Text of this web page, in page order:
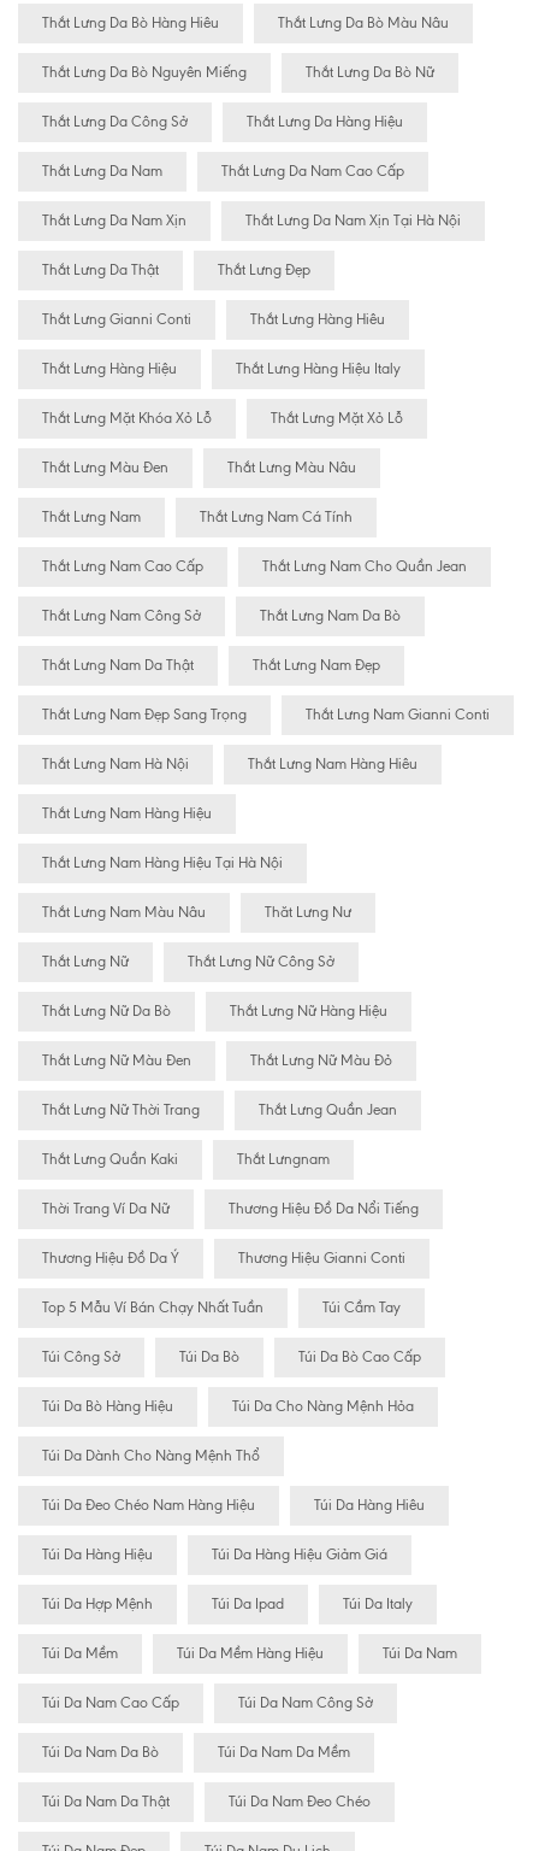
Thắt Lưng Da Bò Hàng Hiêu Thắt Lưng Da Bò Màu Nâu
Thắt Lưng Da Bò Nguyên Miếng Thắt Lưng Da Bò Nữ
Thắt Lưng Da Công Sở Thắt Lưng Da Hàng Hiệu
Thắt Lưng Da Nam Thắt Lưng Da Nam Cao Cấp
Thắt Lưng Da Nam Xịn Thắt Lưng Da Nam Xịn Tại Hà Nội
Thắt Lưng Da Thật Thắt Lưng Đẹp
Thắt Lưng Gianni Conti Thắt Lưng Hàng Hiêu
Thắt Lưng Hàng Hiệu Thắt Lưng Hàng Hiệu Italy
Thắt Lưng Mặt Khóa Xỏ Lỗ Thắt Lưng Mặt Xỏ Lỗ
Thắt Lưng Màu Đen Thắt Lưng Màu Nâu
Thắt Lưng Nam Thắt Lưng Nam Cá Tính
Thắt Lưng Nam Cao Cấp Thắt Lưng Nam Cho Quần Jean
Thắt Lưng Nam Công Sở Thắt Lưng Nam Da Bò
Thắt Lưng Nam Da Thật Thắt Lưng Nam Đẹp
Thắt Lưng Nam Đẹp Sang Trọng Thắt Lưng Nam Gianni Conti
Thắt Lưng Nam Hà Nội Thắt Lưng Nam Hàng Hiêu
Thắt Lưng Nam Hàng Hiệu
Thắt Lưng Nam Hàng Hiệu Tại Hà Nội
Thắt Lưng Nam Màu Nâu Thăt Lưng Nư
Thắt Lưng Nữ Thắt Lưng Nữ Công Sở
Thắt Lưng Nữ Da Bò Thắt Lưng Nữ Hàng Hiệu
Thắt Lưng Nữ Màu Đen Thắt Lưng Nữ Màu Đỏ
Thắt Lưng Nữ Thời Trang Thắt Lưng Quần Jean
Thắt Lưng Quần Kaki Thắt Lưngnam
Thời Trang Ví Da Nữ Thương Hiệu Đồ Da Nổi Tiếng
Thương Hiệu Đồ Da Ý Thương Hiệu Gianni Conti
Top 5 Mẫu Ví Bán Chạy Nhất Tuần Túi Cầm Tay
Túi Công Sở Túi Da Bò Túi Da Bò Cao Cấp
Túi Da Bò Hàng Hiệu Túi Da Cho Nàng Mệnh Hỏa
Túi Da Dành Cho Nàng Mệnh Thổ
Túi Da Đeo Chéo Nam Hàng Hiệu Túi Da Hàng Hiêu
Túi Da Hàng Hiệu Túi Da Hàng Hiệu Giảm Giá
Túi Da Hợp Mệnh Túi Da Ipad Túi Da Italy
Túi Da Mềm Túi Da Mềm Hàng Hiệu Túi Da Nam
Túi Da Nam Cao Cấp Túi Da Nam Công Sở
Túi Da Nam Da Bò Túi Da Nam Da Mềm
Túi Da Nam Da Thật Túi Da Nam Đeo Chéo